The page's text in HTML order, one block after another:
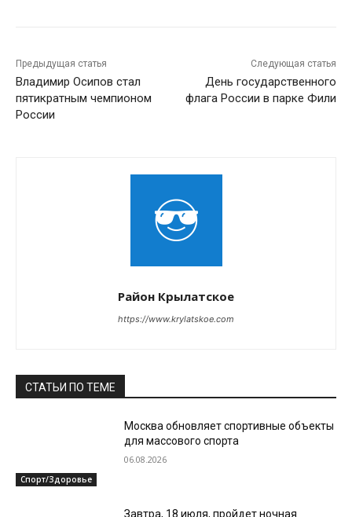
Предыдущая статья
Владимир Осипов стал
пятикратным чемпионом
России
Следующая статья
День государственного
флага России в парке Фили
Район Крылатское
https://www.krylatskoe.com
СТАТЬИ ПО ТЕМЕ
Спорт/Здоровье
Москва обновляет спортивные объекты
для массового спорта
06.08.2026
Завтра, 18 июля, пройдет ночная